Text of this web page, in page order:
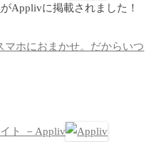
がApplivに掲載されました！
ホにおまかせ。だからいつ
ト －Appliv